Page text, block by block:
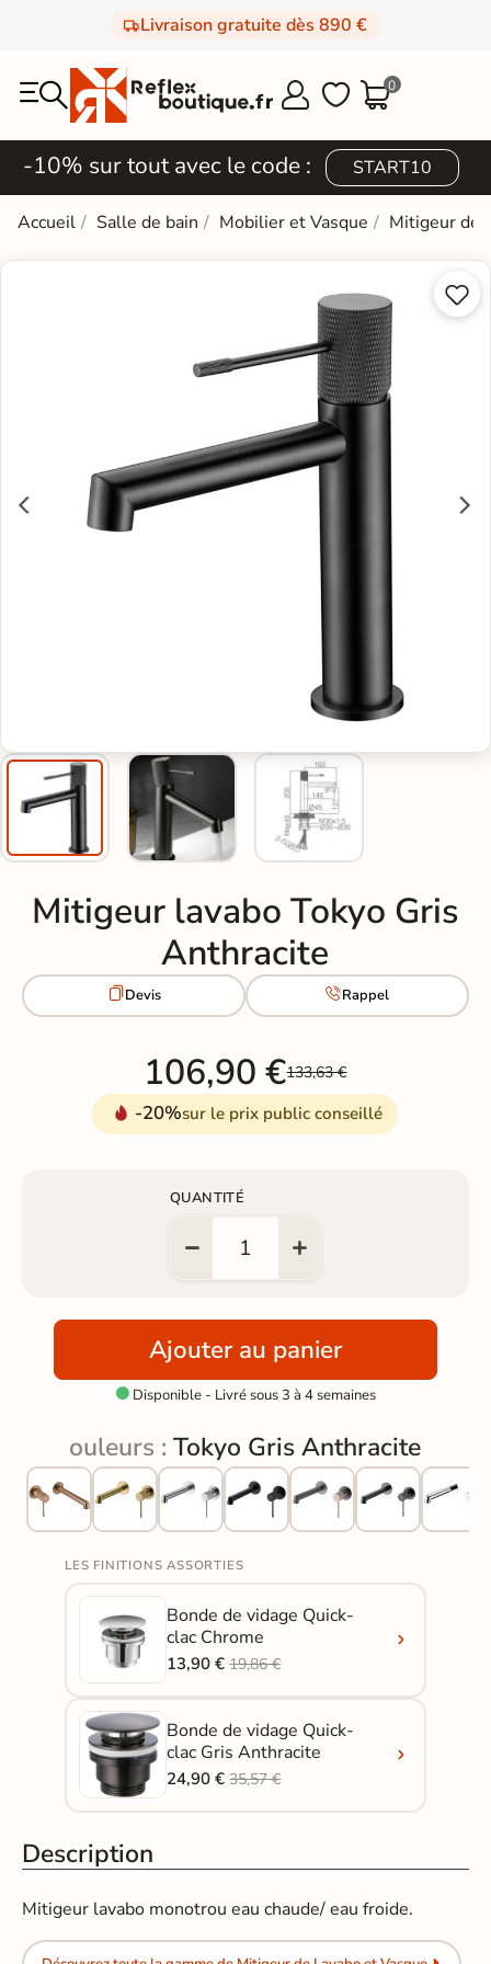
Livraison gratuite dès 890 €
  0
-10% sur tout avec le code : START10
Accueil Salle de bain Mobilier et Vasque Mitigeur de


Mitigeur lavabo Tokyo Gris
Anthracite
Devis Rappel
106,90 €133,63 €
-20%sur le prix public conseillé
QUANTITÉ
Ajouter au panier
Disponible - Livré sous 3 à 4 semaines
ouleurs :Tokyo Gris Anthracite
LES FINITIONS ASSORTIES
Bonde de vidage Quick-
clac Chrome
13,90 €19,86 €
Bonde de vidage Quick-
clac Gris Anthracite
24,90 €35,57 €
Description
Mitigeur lavabo monotrou eau chaude/ eau froide.